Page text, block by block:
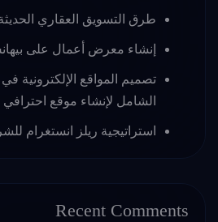
طرق التسويق العقاري
إنشاء معرض أعمال على
تصميم المواقع الإلكترونية
الشامل لإنشاء موقع احترافي
استراتيجية ريلز انستغرام
Recent Comments